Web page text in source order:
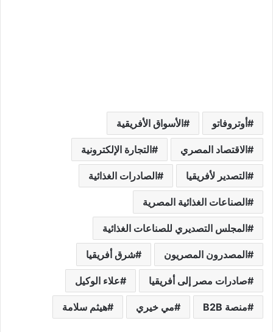
أوتروفاتو الأسواق الأفريقية
الاقتصاد المصري التجارة الإلكترونية
التصدير لأفريقيا الصادرات الغذائية
الصناعات الغذائية المصرية
المجلس التصديري للصناعات الغذائية
المصدرون المصريون شرق أفريقيا
صادرات مصر إلى أفريقيا علاء الوكيل
منصة B2B مي خيري هيثم سلامة